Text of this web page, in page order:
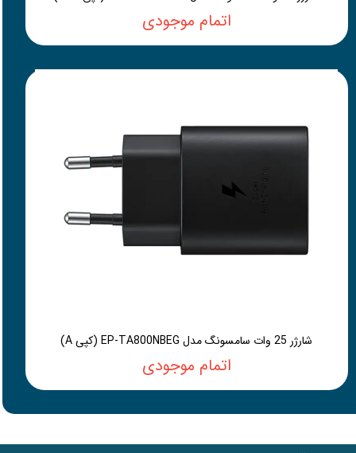
اتمام موجودی
شارژر 25 وات سامسونگ مدل EP-TA800NBEG (کپی A)
اتمام موجودی